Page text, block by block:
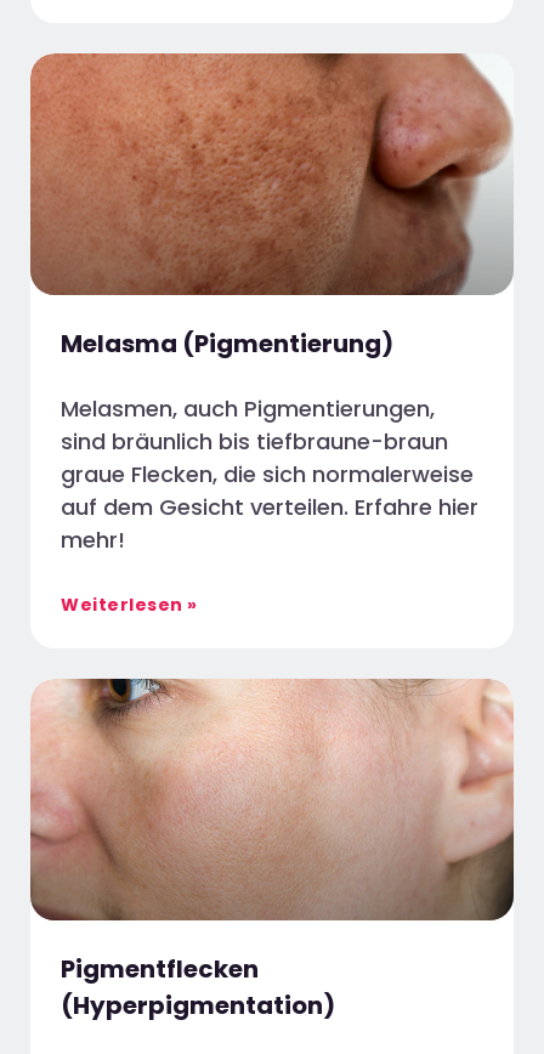
Melasma (Pigmentierung)
Melasmen, auch Pigmentierungen,
sind bräunlich bis tiefbraune-braun
graue Flecken, die sich normalerweise
auf dem Gesicht verteilen. Erfahre hier
mehr!
Weiterlesen »
Pigmentflecken
(Hyperpigmentation)